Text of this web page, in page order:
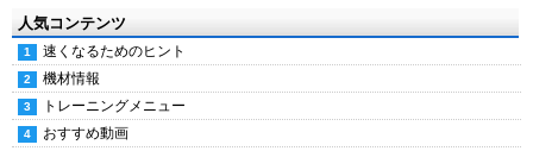
人気コンテンツ
速くなるためのヒント
機材情報
トレーニングメニュー
おすすめ動画